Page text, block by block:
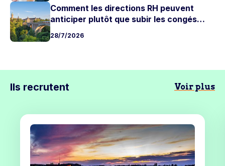
Comment les directions RH peuvent
anticiper plutôt que subir les congés
d'été
28/7/2026
Ils recrutent Voir plus